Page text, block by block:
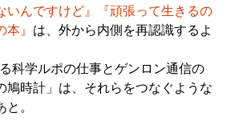
いんですけど』
『頑張って生きるの
』 は、外から内側を再認識するよ
科学ルポの仕事とゲンロン通信の
鳩時計」は、それらをつなぐような
。